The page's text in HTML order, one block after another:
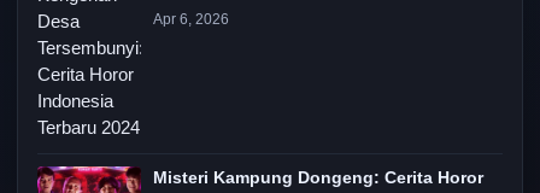
Apr 6, 2026
Misteri Kampung Dongeng: Cerita Horor